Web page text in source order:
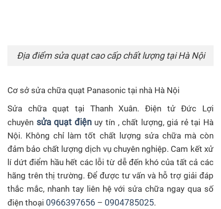
Địa điểm sửa quạt cao cấp chất lượng tại Hà Nội
Cơ sở sửa chữa quạt Panasonic tại nhà Hà Nội
Sửa chữa quạt tại Thanh Xuân. Điện tử Đức Lợi
chuyên sửa quạt điệnuy tín , chất lượng, giá rẻ tại Hà
Nội. Không chỉ làm tốt chất lượng sửa chữa mà còn
đảm bảo chất lượng dịch vụ chuyên nghiệp. Cam kết xử
lí dứt điểm hầu hết các lỗi từ dễ đến khó của tất cả các
hãng trên thị trường. Để được tư vấn và hỗ trợ giải đáp
thắc mắc, nhanh tay liên hệ với sửa chữa ngay qua số
điện thoại 0966397656 – 0904785025.